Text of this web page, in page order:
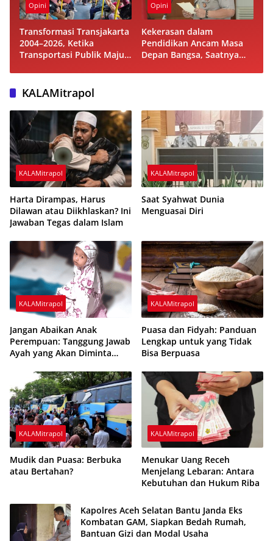
Opini
Transformasi Transjakarta
2004–2026, Ketika
Transportasi Publik Maju
Opini
Kekerasan dalam
Pendidikan Ancam Masa
Depan Bangsa, Saatnya
KALAMitrapol
KALAMitrapol
Harta Dirampas, Harus
Dilawan atau Diikhlaskan? Ini
Jawaban Tegas dalam Islam
KALAMitrapol
Saat Syahwat Dunia
Menguasai Diri
KALAMitrapol
Jangan Abaikan Anak
Perempuan: Tanggung Jawab
Ayah yang Akan Diminta
Akhirat
KALAMitrapol
Puasa dan Fidyah: Panduan
Lengkap untuk yang Tidak
Bisa Berpuasa
KALAMitrapol
Mudik dan Puasa: Berbuka
atau Bertahan?
KALAMitrapol
Menukar Uang Receh
Menjelang Lebaran: Antara
Kebutuhan dan Hukum Riba
Kapolres Aceh Selatan Bantu Janda Eks
Kombatan GAM, Siapkan Bedah Rumah,
Bantuan Gizi dan Modal Usaha